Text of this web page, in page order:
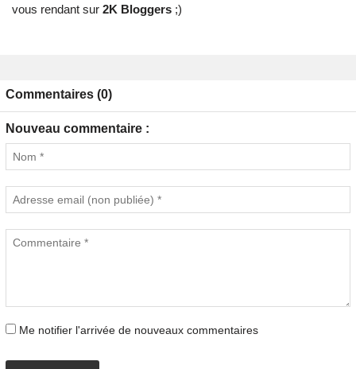
vous rendant sur 2K Bloggers ;)
Commentaires (0)
Nouveau commentaire :
Me notifier l'arrivée de nouveaux commentaires